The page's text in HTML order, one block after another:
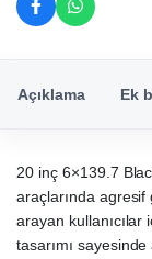
Açıklama Ek
20 inç 6×139.7
araçlarında
arayan
tasarımı sayesinde